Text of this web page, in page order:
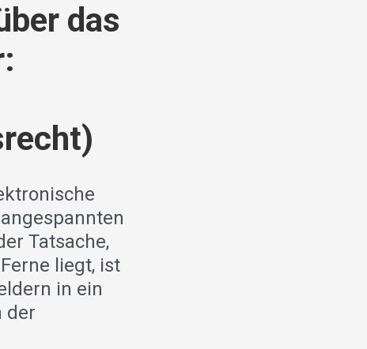
das
Tatsache,
liegt, ist
in ein
der